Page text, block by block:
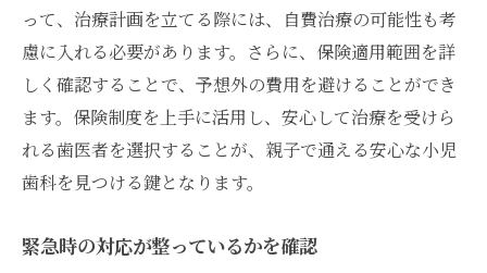
って、治療計画を立てる際には、自費治療の可能性も考
慮に入れる必要があります。さらに、保険適用範囲を詳
しく確認することで、予想外の費用を避けることができ
ます。保険制度を上手に活用し、安心して治療を受けら
れる歯医者を選択することが、親子で通える安心な小児
歯科を見つける鍵となります。
緊急時の対応が整っているかを確認